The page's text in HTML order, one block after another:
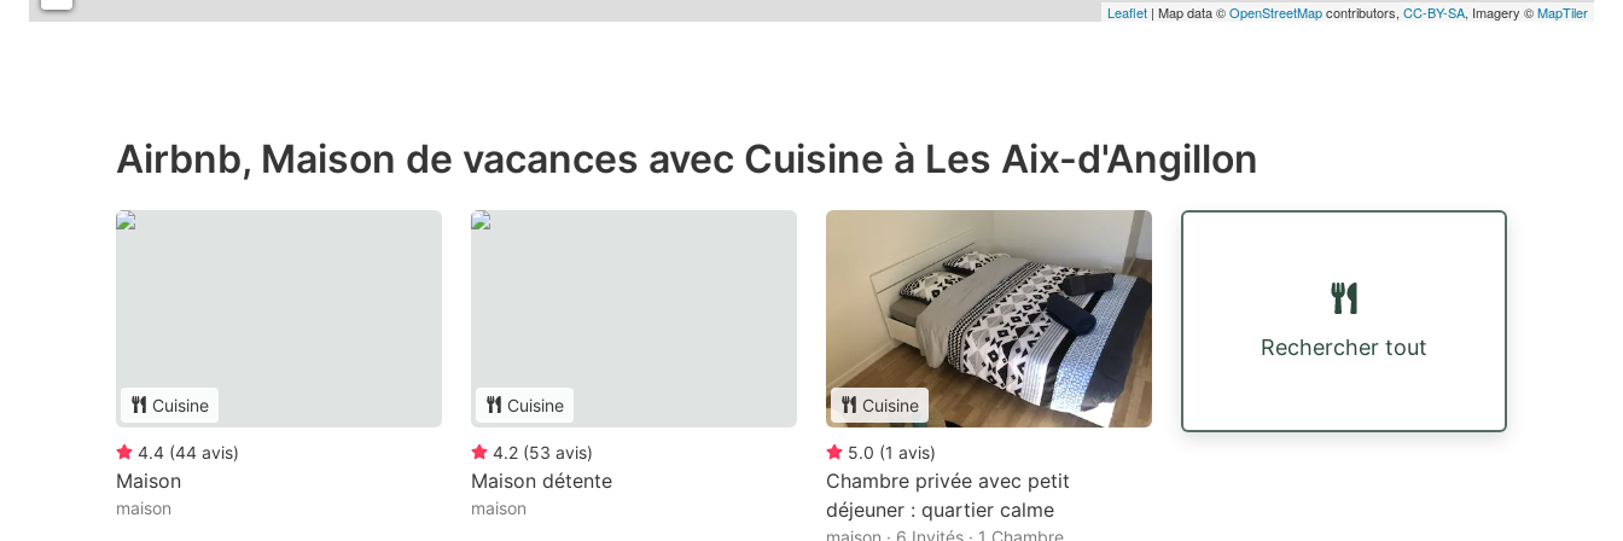
Leaflet | Map data ©OpenStreetMapcontributors, CC-BY-SA, Imagery ©MapTiler
Airbnb, Maison de vacances avec Cuisine à Les Aix-d'Angillon
Cuisine
4.4 (44 avis)
Maison
maison
Cuisine
4.2 (53 avis)
Maison détente
maison
Cuisine
5.0 (1 avis)
Chambre privée avec petit
déjeuner : quartier calme
maison · 6 Invités · 1 Chambre
Rechercher tout